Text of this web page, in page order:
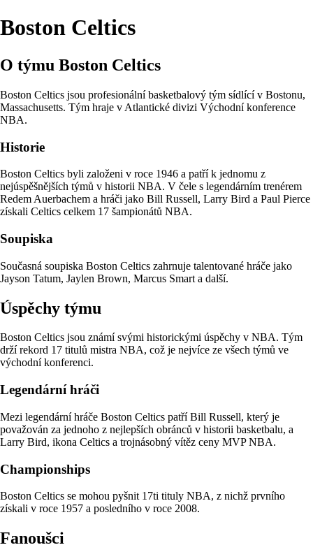
Boston Celtics
O týmu Boston Celtics
Boston Celtics jsou profesionální basketbalový tým sídlící v Bostonu,
Massachusetts. Tým hraje v Atlantické divizi Východní konference
NBA.
Historie
Boston Celtics byli založeni v roce 1946 a patří k jednomu z
nejúspěšnějších týmů v historii NBA. V čele s legendárním trenérem
Redem Auerbachem a hráči jako Bill Russell, Larry Bird a Paul Pierce
získali Celtics celkem 17 šampionátů NBA.
Soupiska
Současná soupiska Boston Celtics zahrnuje talentované hráče jako
Jayson Tatum, Jaylen Brown, Marcus Smart a další.
Úspěchy týmu
Boston Celtics jsou známí svými historickými úspěchy v NBA. Tým
drží rekord 17 titulů mistra NBA, což je nejvíce ze všech týmů ve
východní konferenci.
Legendární hráči
Mezi legendární hráče Boston Celtics patří Bill Russell, který je
považován za jednoho z nejlepších obránců v historii basketbalu, a
Larry Bird, ikona Celtics a trojnásobný vítěz ceny MVP NBA.
Championships
Boston Celtics se mohou pyšnit 17ti tituly NBA, z nichž prvního
získali v roce 1957 a posledního v roce 2008.
Fanoušci